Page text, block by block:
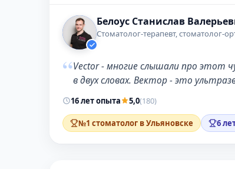
Белоус Станислав
Стоматолог-терапевт, стоматолог-
“Vector - многие слышали про этот
в двух словах. Вектор - это
16 лет опыта 5,0(180)
№1 стоматолог в Ульяновске 6